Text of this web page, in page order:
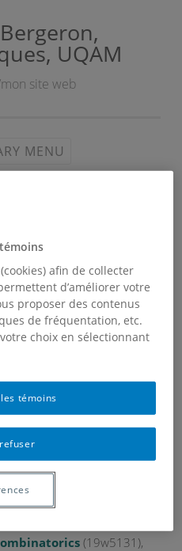
UQAM
site web
MENU
and their
community on link
(19w5131),
afin de collecter
d’améliorer votre
proposer des contenus
de fréquentation, etc.
choix en sélectionnant
témoins